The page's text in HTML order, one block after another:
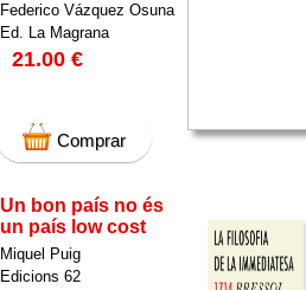
Federico Vázquez Osuna
Ed. La Magrana
21.00 €
Comprar
Un bon país no és
un país low cost
Miquel Puig
Edicions 62